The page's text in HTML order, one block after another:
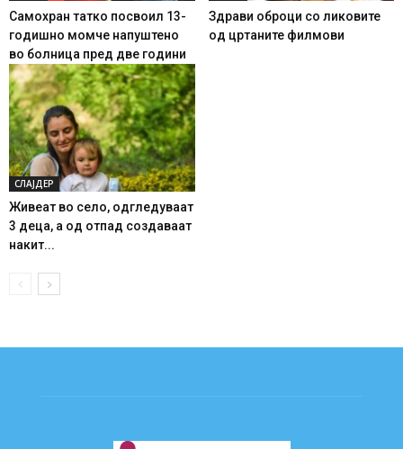
Самохран татко посвоил 13-
годишно момче напуштено
во болница пред две години
Здрави оброци со ликовите
од цртаните филмови
СЛАЈДЕР
Живеат во село, одгледуваат
3 деца, а од отпад создаваат
накит...